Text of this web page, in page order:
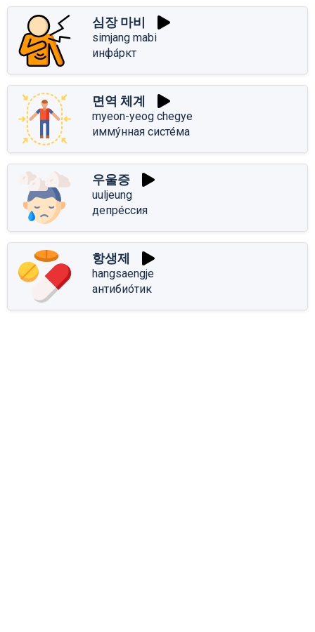
심장 마비
simjang mabi
инфа́ркт
면역 체계
myeon-yeog chegye
имму́нная систе́ма
우울증
uuljeung
депре́ссия
항생제
hangsaengje
антибио́тик